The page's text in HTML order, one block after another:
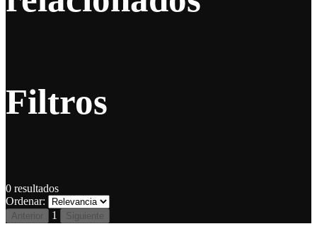
Filtros
0 resultados
Ordenar:
Anterior 1 Siguiente